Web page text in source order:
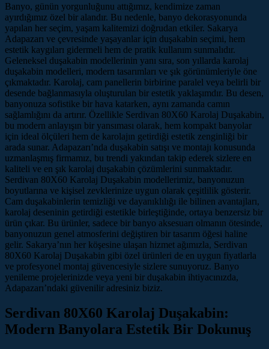
Banyo, günün yorgunluğunu attığımız, kendimize zaman
ayırdığımız özel bir alandır. Bu nedenle, banyo dekorasyonunda
yapılan her seçim, yaşam kalitemizi doğrudan etkiler. Sakarya
Adapazarı ve çevresinde yaşayanlar için duşakabin seçimi, hem
estetik kaygıları gidermeli hem de pratik kullanım sunmalıdır.
Geleneksel duşakabin modellerinin yanı sıra, son yıllarda karolaj
duşakabin modelleri, modern tasarımları ve şık görünümleriyle öne
çıkmaktadır. Karolaj, cam panellerin birbirine paralel veya belirli bir
desende bağlanmasıyla oluşturulan bir estetik yaklaşımdır. Bu desen,
banyonuza sofistike bir hava katarken, aynı zamanda camın
sağlamlığını da artırır. Özellikle Serdivan 80X60 Karolaj Duşakabin,
bu modern anlayışın bir yansıması olarak, hem kompakt banyolar
için ideal ölçüleri hem de karolajın getirdiği estetik zenginliği bir
arada sunar. Adapazarı’nda duşakabin satışı ve montajı konusunda
uzmanlaşmış firmamız, bu trendi yakından takip ederek sizlere en
kaliteli ve en şık karolaj duşakabin çözümlerini sunmaktadır.
Serdivan 80X60 Karolaj Duşakabin modellerimiz, banyonuzun
boyutlarına ve kişisel zevklerinize uygun olarak çeşitlilik gösterir.
Cam duşakabinlerin temizliği ve dayanıklılığı ile bilinen avantajları,
karolaj deseninin getirdiği estetikle birleştiğinde, ortaya benzersiz bir
ürün çıkar. Bu ürünler, sadece bir banyo aksesuarı olmanın ötesinde,
banyonuzun genel atmosferini değiştiren bir tasarım öğesi haline
gelir. Sakarya’nın her köşesine ulaşan hizmet ağımızla, Serdivan
80X60 Karolaj Duşakabin gibi özel ürünleri de en uygun fiyatlarla
ve profesyonel montaj güvencesiyle sizlere sunuyoruz. Banyo
yenileme projelerinizde veya yeni bir duşakabin ihtiyacınızda,
Adapazarı’ndaki güvenilir adresiniz biziz.
Serdivan 80X60 Karolaj Duşakabin:
Modern Banyolara Estetik Bir Dokunuş